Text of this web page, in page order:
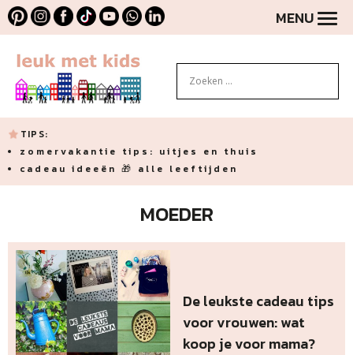
MENU
TIPS:
zomervakantie tips: uitjes en thuis
cadeau ideeën 🎁 alle leeftijden
MOEDER
De leukste cadeau tips
voor vrouwen: wat
koop je voor mama?